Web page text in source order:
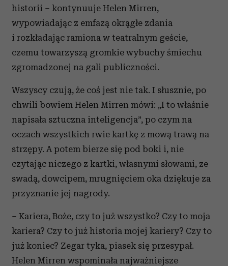
historii – kontynuuje Helen Mirren,
wypowiadając z emfazą okrągłe zdania
i rozkładając ramiona w teatralnym geście,
czemu towarzyszą gromkie wybuchy śmiechu
zgromadzonej na gali publiczności.
Wszyscy czują, że coś jest nie tak. I słusznie, po
chwili bowiem Helen Mirren mówi: „I to właśnie
napisała sztuczna inteligencja”, po czym na
oczach wszystkich rwie kartkę z mową trawą na
strzępy. A potem bierze się pod boki i, nie
czytając niczego z kartki, własnymi słowami, ze
swadą, dowcipem, mrugnięciem oka dziękuje za
przyznanie jej nagrody.
– Kariera, Boże, czy to już wszystko? Czy to moja
kariera? Czy to już historia mojej kariery? Czy to
już koniec? Zegar tyka, piasek się przesypał.
Helen Mirren wspominała najważniejsze